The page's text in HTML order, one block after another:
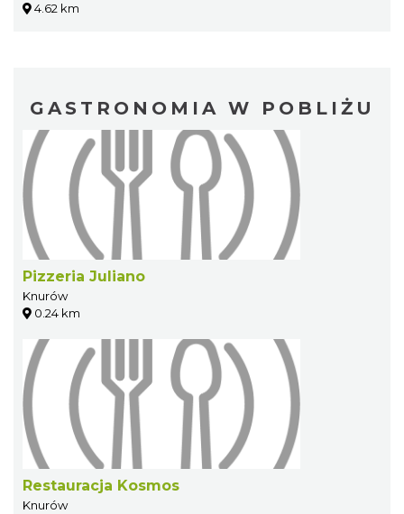
4.62 km
GASTRONOMIA W POBLIŻU
Pizzeria Juliano
Knurów
0.24 km
Restauracja Kosmos
Knurów